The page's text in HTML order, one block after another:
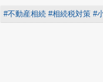
#不動産相続 #相続税対策 #